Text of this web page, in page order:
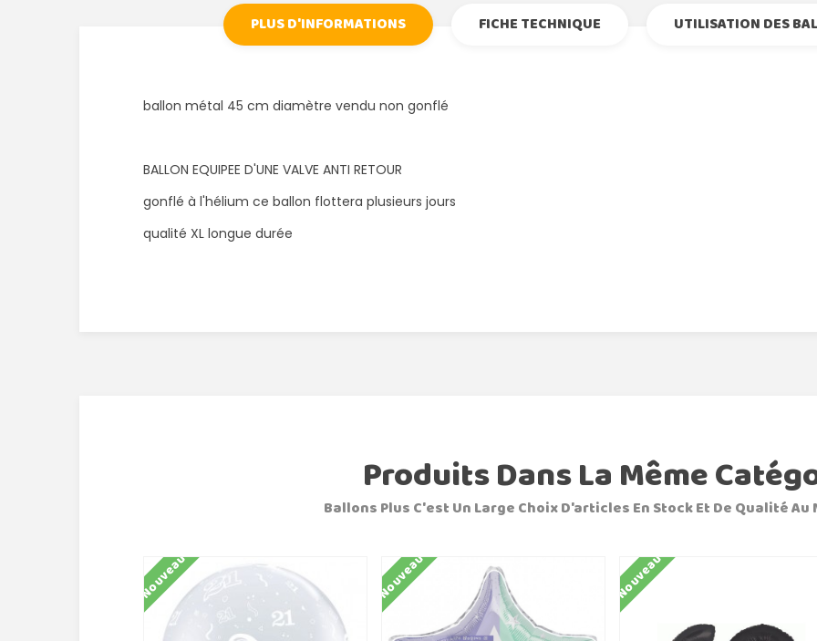
PLUS D'INFORMATIONS FICHE TECHNIQUE UTILISATION DES
ballon métal 45 cm diamètre vendu non gonflé
BALLON EQUIPEE D'UNE VALVE ANTI RETOUR
gonflé à l'hélium ce ballon flottera plusieurs jours
qualité XL longue durée
Produits Dans La Même
Ballons Plus C'est Un Large Choix D'articles En Stock Et De Qualité
Nouveau Nouveau Nouveau